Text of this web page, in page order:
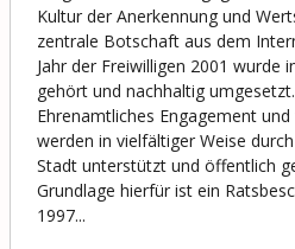
Kultur der Anerkennung und
zentrale Botschaft aus dem
Jahr der Freiwilligen 2001 wurde
gehört und nachhaltig umgesetzt.
Ehrenamtliches Engagement
werden in vielfältiger Weise
Stadt unterstützt und öffentlich
Grundlage hierfür ist ein
1997...